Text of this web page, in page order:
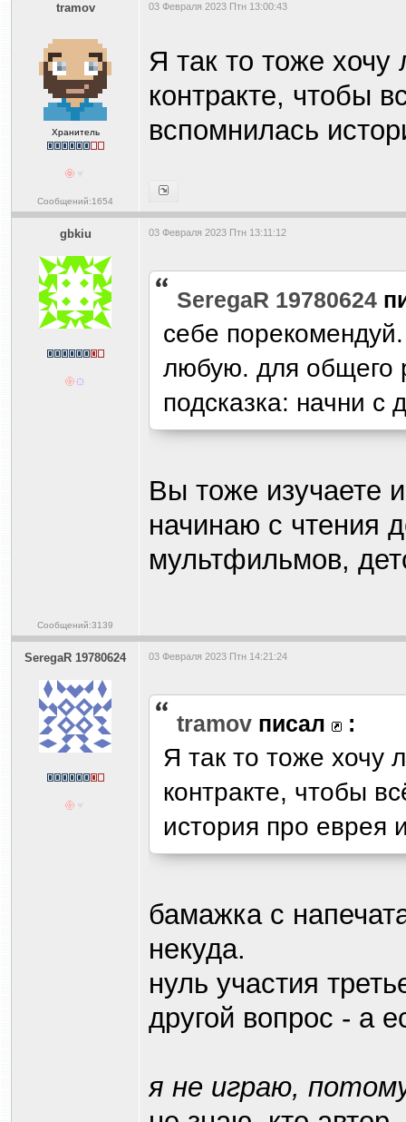
tramov
Хранитель
Сообщений:1654
03 Февраля 2023 Птн 13:00:43
Я так то тоже хочу
контракте, чтобы
вспомнилась
gbkiu
Сообщений:3139
03 Февраля 2023 Птн 13:11:12
SeregaR 19780624
себе порекомендуй.
любую. для общего
подсказка: начни с
Вы тоже изучаете
начинаю с чтения
мультфильмов,
SeregaR 19780624 03 Февраля 2023 Птн 14:21:24
tramov писал :
Я так то тоже хочу
контракте, чтобы
история про еврея
бамажка с
некуда.
нуль участия
другой вопрос - а
я не играю,